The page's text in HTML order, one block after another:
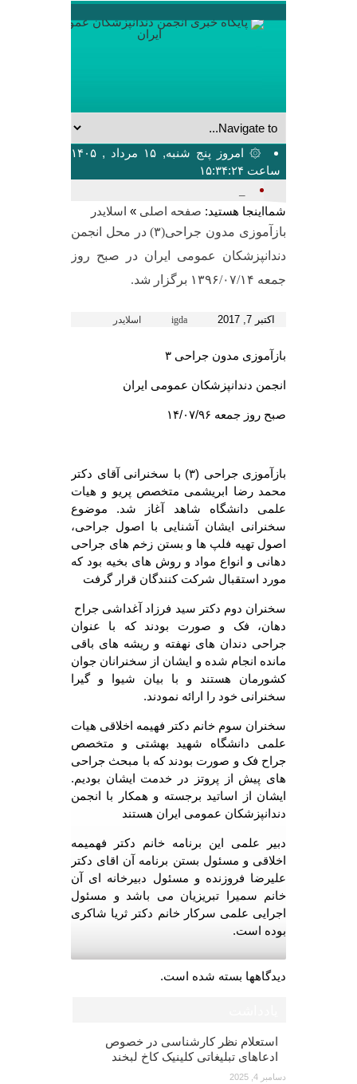
۞ امروز پنج شنبه, ۱۵ مرداد , ۱۴۰۵
ساعت ۱۵:۳۴:۲۴
شمااینجا هستید: صفحه اصلی » اسلایدر
بازآموزی مدون جراحی(۳) در محل انجمن
دندانپزشکان عمومی ایران در صبح روز
جمعه ۱۳۹۶/۰۷/۱۴ برگزار شد.
اکتبر 7, 2017 igda اسلایدر
بازآموزی مدون جراحی ۳
انجمن دندانپزشکان عمومی ایران
صبح روز جمعه ۱۴/۰۷/۹۶
بازآموزی جراحی (۳) با سخنرانی آقای دکتر
محمد رضا ابریشمی متخصص پریو و هیات
علمی دانشگاه شاهد آغاز شد. موضوع
سخنرانی ایشان آشنایی با اصول جراحی،
اصول تهیه فلپ ها و بستن زخم های جراحی
دهانی و انواع مواد و روش های بخیه بود که
مورد استقبال شرکت کنندگان قرار گرفت
سخنران دوم دکتر سید فرزاد آغداشی جراح
دهان، فک و صورت بودند که با عنوان
جراحی دندان های نهفته و ریشه های باقی
مانده انجام شده و ایشان از سخنرانان جوان
کشورمان هستند و با بیان شیوا و گیرا
سخنرانی خود را ارائه نمودند.
سخنران سوم خانم دکتر فهیمه اخلاقی هیات
علمی دانشگاه شهید بهشتی و متخصص
جراح فک و صورت بودند که با مبحث جراحی
های پیش از پروتز در خدمت ایشان بودیم.
ایشان از اساتید برجسته و همکار با انجمن
دندانپزشکان عمومی ایران هستند
دبیر علمی این برنامه خانم دکتر فهمیمه
اخلاقی و مسئول بستن برنامه آن اقای دکتر
علیرضا فروزنده و مسئول دبیرخانه ای آن
خانم سمیرا تبریزیان می باشد و مسئول
اجرایی علمی سرکار خانم دکتر ثریا شاکری
بوده است.
دیدگاهها بسته شده است.
استعلام نظر کارشناسی در خصوص
ادعاهای تبلیغاتی کلینیک کاخ لبخند
دسامبر 4, 2025